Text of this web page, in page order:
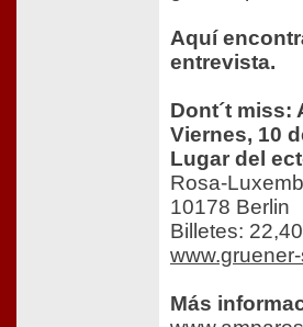
Aquí
entrevista.
Dont´t miss:
Viernes, 10
Lugar del
Rosa-
10178 Berlin
Billetes:
Más